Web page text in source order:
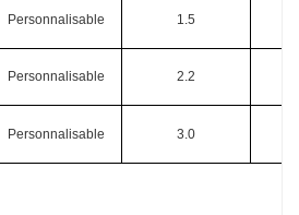
Personnalisable 1.5
Personnalisable 2.2
Personnalisable 3.0